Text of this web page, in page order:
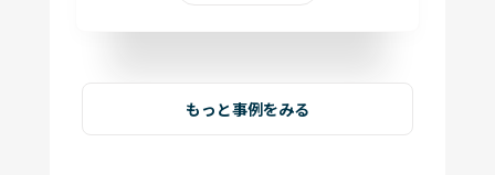
もっと事例をみる